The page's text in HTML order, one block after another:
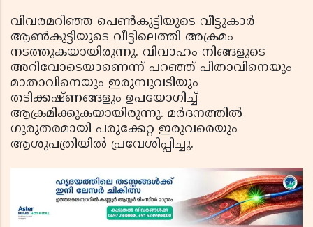
വിവരമറിഞ്ഞ പെണ്‍കുട്ടിയുടെ വീട്ടുകാര്‍
ആണ്‍കുട്ടിയുടെ വീട്ടിലെത്തി അക്രമം
നടത്തുകയായിരുന്നു. വിവാഹം നിങ്ങളുടെ
അറിവോടെയാണെന്ന് പറഞ്ഞ് പിതാവിനെയും
മാതാവിനെയും ഇരുമ്പുവടിയും
തടിക്കഷ്ണങ്ങളും ഉപയോഗിച്ച്
ആക്രമിക്കുകയായിരുന്നു. മര്‍ദനത്തില്‍
ഗുരുതരമായി പരുക്കേറ്റ ഇരുവരെയും
ആശുപത്രിയില്‍ പ്രവേശിപ്പിച്ചു.